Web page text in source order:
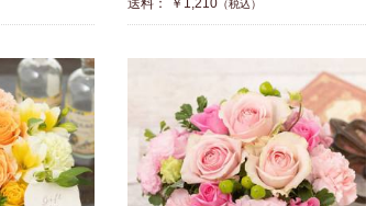
送料： ￥1,210 （税込）